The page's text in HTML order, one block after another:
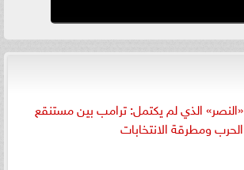
«النصر» الذي لم يكتمل: ترامب بين مستنقع
الحرب ومطرقة الانتخابات